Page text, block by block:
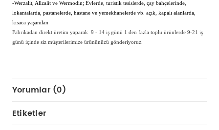
-Werzalit, Allzalit ve Wermodin; Evlerde, turistik tesislerde, çay bahçelerinde,
lokantalarda, pastanelerde, hastane ve yemekhanelerde vb. açık, kapalı alanlarda,
kısaca yaşanılan
Fabrikadan direkt üretim yaparak 9 - 14 iş günü 1 den fazla toplu ürünlerde 9-21 iş
günü içinde siz müşterilerimize ürününüzü gönderiyoruz.
Yorumlar (0)
Etiketler